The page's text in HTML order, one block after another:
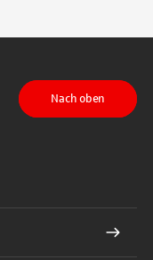
LinkedIn
Nach oben